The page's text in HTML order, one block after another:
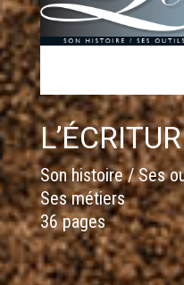
Son histoire / Ses
Ses métiers
36 pages